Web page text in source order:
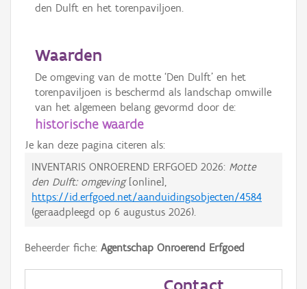
den Dulft en het torenpaviljoen.
Waarden
De omgeving van de motte ‘Den Dulft’ en het
torenpaviljoen is beschermd als landschap omwille
van het algemeen belang gevormd door de:
historische waarde
Je kan deze pagina citeren als:
INVENTARIS ONROEREND ERFGOED 2026: Motte
den Dulft: omgeving[online],
https://id.erfgoed.net/aanduidingsobjecten/4584
(geraadpleegd op 6 augustus 2026).
Beheerder fiche: Agentschap Onroerend Erfgoed
Contact